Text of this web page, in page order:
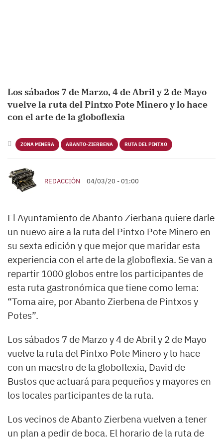
Los sábados 7 de Marzo, 4 de Abril y 2 de Mayo
vuelve la ruta del Pintxo Pote Minero y lo hace
con el arte de la globoflexia
ZONA MINERA ABANTO-ZIERBENA RUTA DEL PINTXO
REDACCIÓN 04/03/20 - 01:00
El Ayuntamiento de Abanto Zierbana quiere darle
un nuevo aire a la ruta del Pintxo Pote Minero en
su sexta edición y que mejor que maridar esta
experiencia con el arte de la globoflexia. Se van a
repartir 1000 globos entre los participantes de
esta ruta gastronómica que tiene como lema:
“Toma aire, por Abanto Zierbena de Pintxos y
Potes”.
Los sábados 7 de Marzo y 4 de Abril y 2 de Mayo
vuelve la ruta del Pintxo Pote Minero y lo hace
con un maestro de la globoflexia, David de
Bustos que actuará para pequeños y mayores en
los locales participantes de la ruta.
Los vecinos de Abanto Zierbena vuelven a tener
un plan a pedir de boca. El horario de la ruta de